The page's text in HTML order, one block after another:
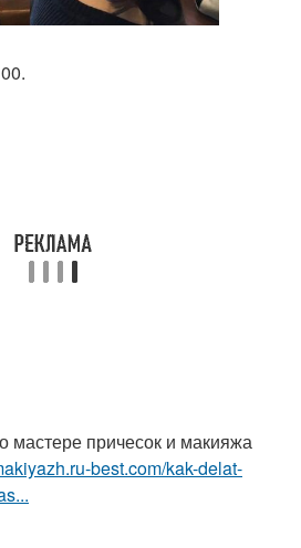
мастере причесок и макияжа
best.com/kak-delat-